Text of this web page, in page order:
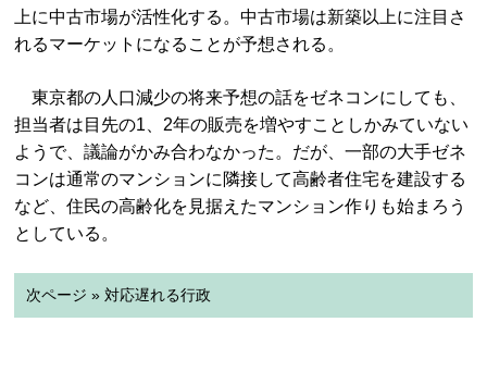
上に中古市場が活性化する。中古市場は新築以上に注目さ
れるマーケットになることが予想される。
東京都の人口減少の将来予想の話をゼネコンにしても、
担当者は目先の1、2年の販売を増やすことしかみていない
ようで、議論がかみ合わなかった。だが、一部の大手ゼネ
コンは通常のマンションに隣接して高齢者住宅を建設する
など、住民の高齢化を見据えたマンション作りも始まろう
としている。
次ページ » 対応遅れる行政